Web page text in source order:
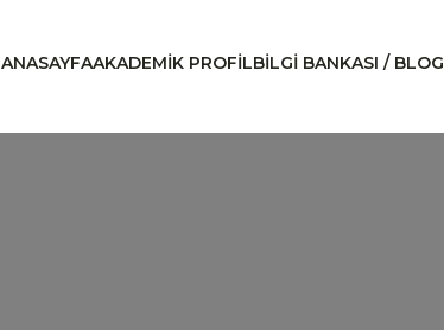
ANASAYFAAKADEMIK PROFILBILGI BANKASI / BLOG